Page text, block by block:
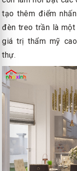
tạo thêm điểm
đèn treo trần là
giá trị thẩm mỹ
thự.